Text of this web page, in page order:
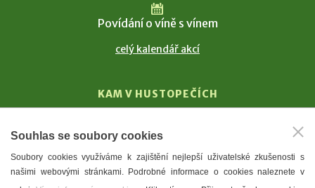
Povídání o víně s vínem
celý kalendář akcí
KAM V HUSTOPEČÍCH
T. G. Masaryk
Mandloně
Ubytování
Souhlas se soubory cookies
Soubory cookies využíváme k zajištění nejlepší uživatelské zkušenosti s
našimi webovými stránkami. Podrobné informace o cookies naleznete v